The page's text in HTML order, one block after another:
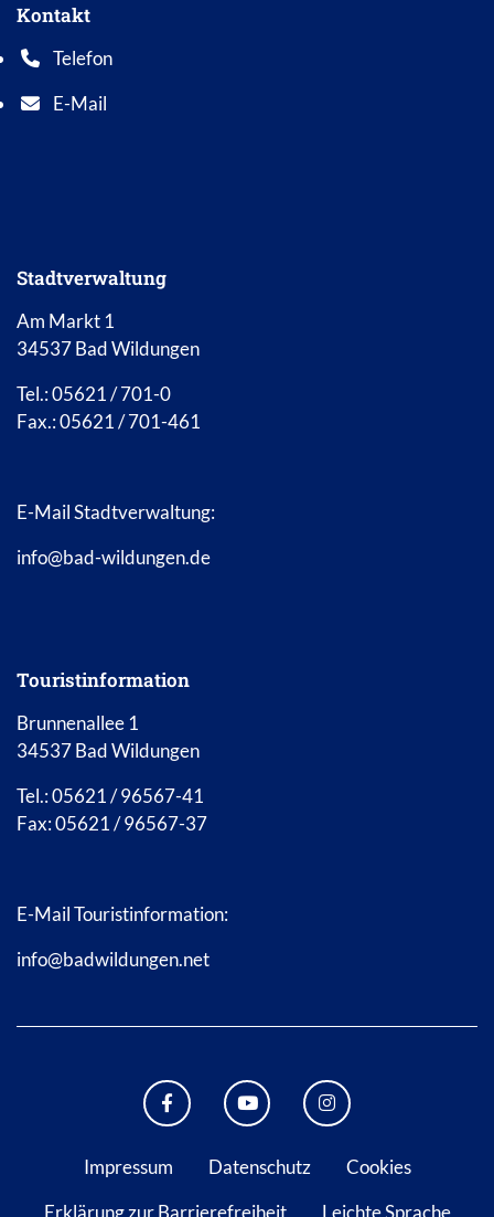
Kontakt
Telefon
Telefonnummer: 0 5 6 2 1 7 0 1 0
E-Mail
E-Mail Adresse: info@bad-wildungen.de
Stadtverwaltung
Am Markt 1
34537 Bad Wildungen
Tel.: 05621 / 701-0
Fax.: 05621 / 701-461
E-Mail Stadtverwaltung:
info@bad-wildungen.de
Touristinformation
Brunnenallee 1
34537 Bad Wildungen
Tel.: 05621 / 96567-41
Fax: 05621 / 96567-37
E-Mail Touristinformation:
info@badwildungen.net
FACEBOOK BAD WILDUNGEN
YOUTUBE KANAL STADT
INSTAGRAM
Impressum Datenschutz
Cookies
Erklärung zur Barrierefreiheit
Leichte Sprache